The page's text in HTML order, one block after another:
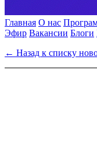
Главная О нас
Эфир Вакансии Блоги
← Назад к списку